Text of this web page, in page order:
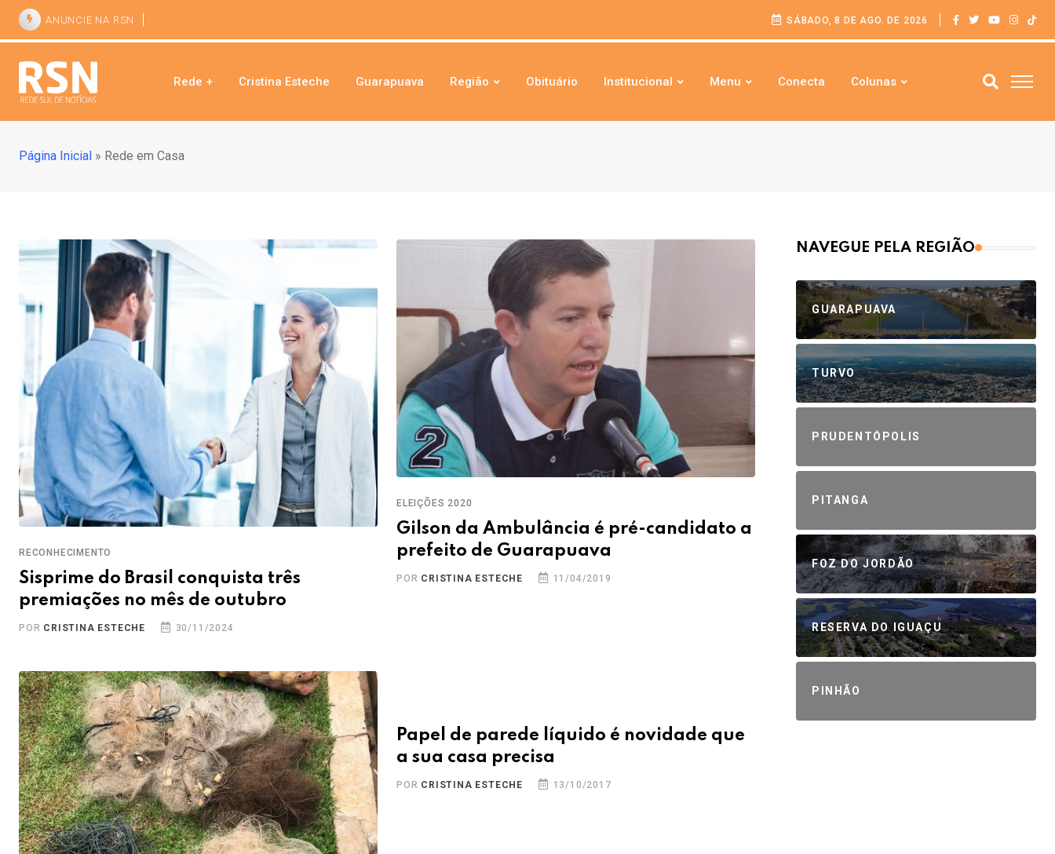
ANUNCIE NA RSN SÁBADO, 8 DE AGO. DE 2026
Rede + Cristina Esteche Guarapuava Região Obituário Institucional Menu Conecta Colunas
Página Inicial » Rede em Casa
RECONHECIMENTO
Sisprime do Brasil conquista três
premiações no mês de outubro
POR CRISTINA ESTECHE 30/11/2024
ELEIÇÕES 2020
Gilson da Ambulância é pré-candidato a
prefeito de Guarapuava
POR CRISTINA ESTECHE 11/04/2019
Papel de parede líquido é novidade que
a sua casa precisa
POR CRISTINA ESTECHE 13/10/2017
NAVEGUE PELA REGIÃO
GUARAPUAVA
TURVO
PRUDENTÓPOLIS
PITANGA
FOZ DO JORDÃO
RESERVA DO IGUAÇU
PINHÃO